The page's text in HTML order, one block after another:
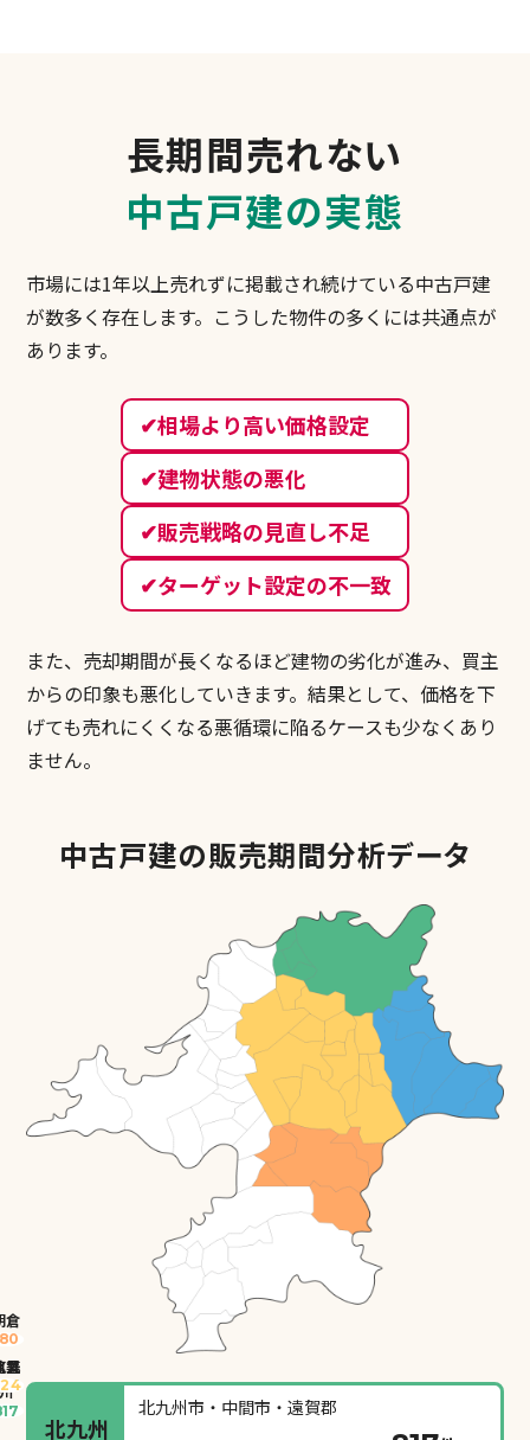
長期間売れない
中古戸建の実態
市場には1年以上売れずに掲載され続けている中古戸建
が数多く存在します。 こうした物件の多くには共通点が
あります。
相場より高い価格設定
建物状態の悪化
販売戦略の見直し不足
ターゲット設定の不一致
また、売却期間が長くなるほど建物の劣化が進み、買主
からの印象も悪化していきます。結果として、価格を下
げても売れにくくなる悪循環に陥るケースも少なくあり
ません。
中古戸建の販売期間分析データ
九
築
豊
倉
北九州
北九州市・中間市・遠賀郡